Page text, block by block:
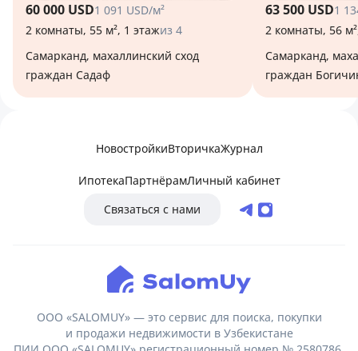
60 000 USD1 091 USD/м²
2 комнаты, 55 м², 1 этажиз 4
Самарканд, махаллинский сход
граждан Садаф
63 500 USD1
2 комнаты, 56
Самарканд, махаллинский сход
граждан
НовостройкиВторичкаЖурнал
ИпотекаПартнёрамЛичный кабинет
Связаться с нами
ООО «SALOMUY» — это сервис для поиска, покупки
и продажи недвижимости в Узбекистане